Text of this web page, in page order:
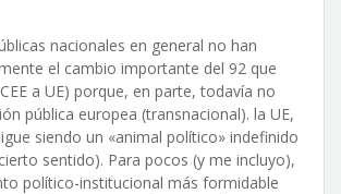
nacionales en general no han
el cambio importante del 92 que
a UE) porque, en parte, todavía no
pública europea (transnacional). la UE,
siendo un «animal político» indefinido
sentido). Para pocos (y me incluyo),
político-institucional más formidable